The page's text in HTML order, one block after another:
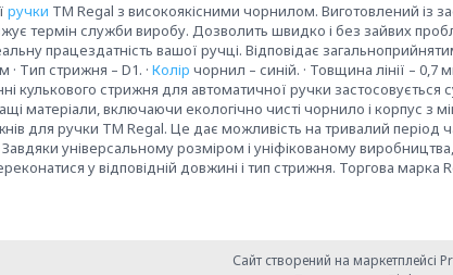
ручки ТМ Regal з високоякісними чорнилом. Виготовлений із
термін служби виробу. Дозволить швидко і без зайвих
працездатність вашої ручці. Відповідає
Тип стрижня – D1. · Колір чорнил – синій. · Товщина лінії – 0,7
кулькового стрижня для автоматичної ручки застосовується
матеріали, включаючи екологічно чисті чорнило і корпус з
для ручки ТМ Regal. Це дає можливість на тривалий період
універсальному розміром і уніфікованому виробництва,
у відповідній довжині і тип стрижня. Торгова марка
Сайт створений на маркетплейсі